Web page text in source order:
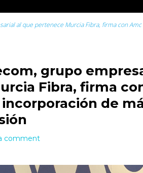
al que pertenece Murcia Fibra, firma con
grupo
Fibra, firma
de
comment